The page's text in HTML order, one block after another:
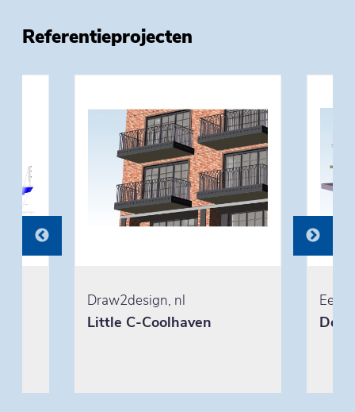
Referentieprojecten
Draw2design, nl
Little C-Coolhaven De